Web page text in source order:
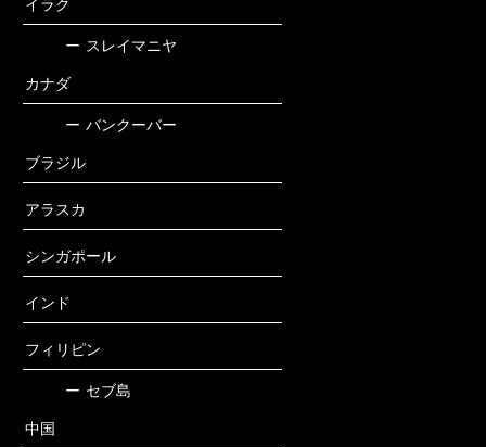
イラク
ー スレイマニヤ
カナダ
ー バンクーバー
ブラジル
アラスカ
シンガポール
インド
フィリピン
ー セブ島
中国